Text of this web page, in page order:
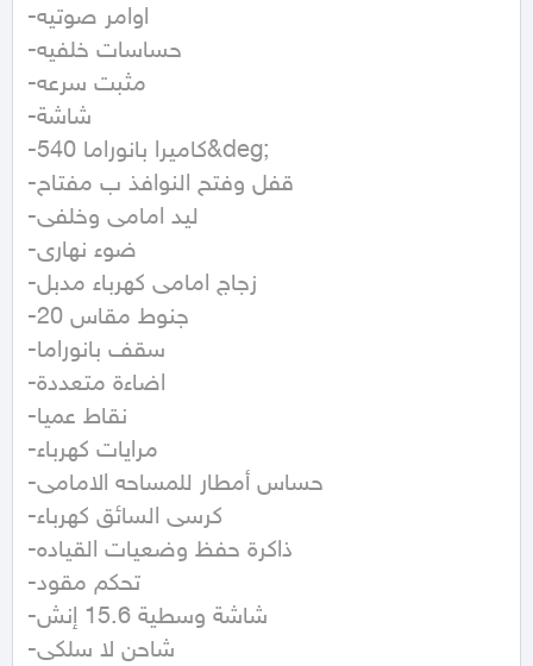
-اوامر صوتيه
-حساسات خلفيه
-مثبت سرعه
-شاشة
-كاميرا بانوراما 540&deg;
-قفل وفتح النوافذ ب مفتاح
-ليد امامى وخلفى
-ضوء نهارى
-زجاج امامى كهرباء مدبل
-جنوط مقاس 20
-سقف بانوراما
-اضاءة متعددة
-نقاط عميا
-مرايات كهرباء
-حساس أمطار للمساحه الامامى
-كرسى السائق كهرباء
-ذاكرة حفظ وضعيات القياده
-تحكم مقود
-شاشة وسطية 15.6 إنش
-شاحن لا سلكى